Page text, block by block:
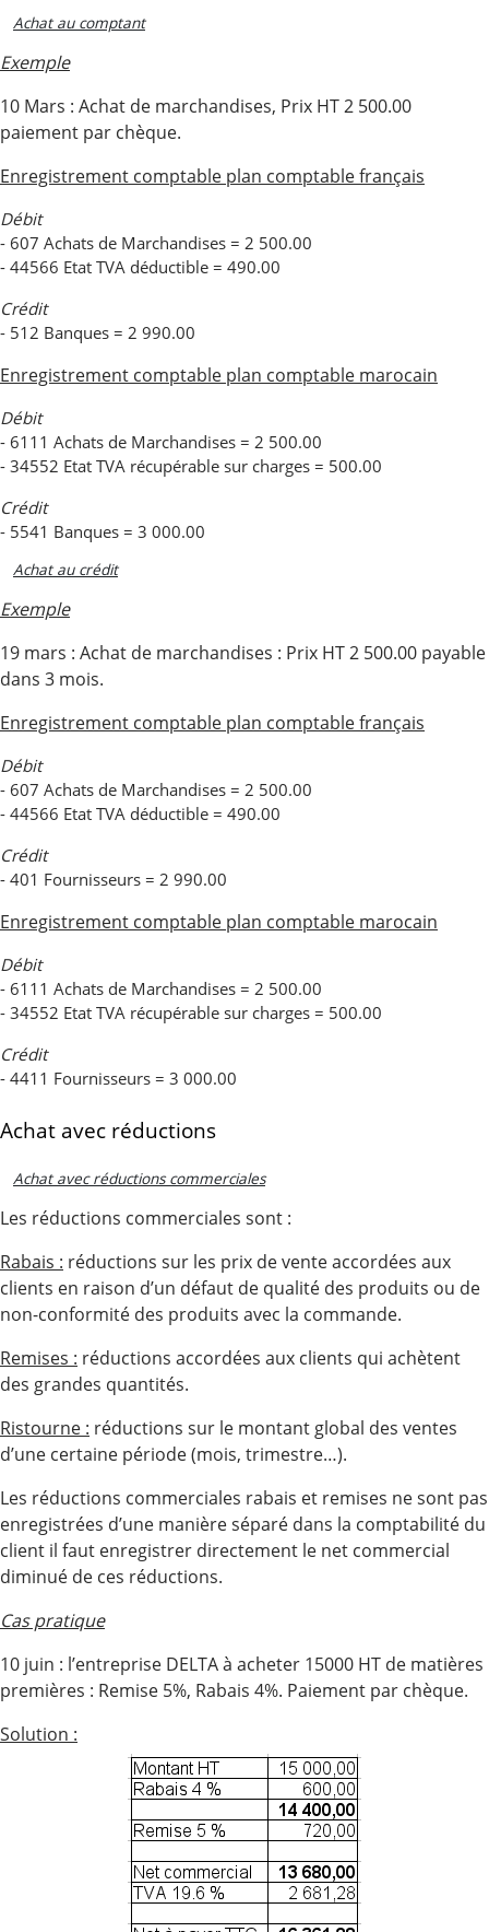
Achat au comptant
Exemple
10 Mars : Achat de marchandises, Prix HT 2 500.00
paiement par chèque.
Enregistrement comptable plan comptable français
Débit
- 607 Achats de Marchandises = 2 500.00
- 44566 Etat TVA déductible = 490.00
Crédit
- 512 Banques = 2 990.00
Enregistrement comptable plan comptable marocain
Débit
- 6111 Achats de Marchandises = 2 500.00
- 34552 Etat TVA récupérable sur charges = 500.00
Crédit
- 5541 Banques = 3 000.00
Achat au crédit
Exemple
19 mars : Achat de marchandises : Prix HT 2 500.00 payable
dans 3 mois.
Enregistrement comptable plan comptable français
Débit
- 607 Achats de Marchandises = 2 500.00
- 44566 Etat TVA déductible = 490.00
Crédit
- 401 Fournisseurs = 2 990.00
Enregistrement comptable plan comptable marocain
Débit
- 6111 Achats de Marchandises = 2 500.00
- 34552 Etat TVA récupérable sur charges = 500.00
Crédit
- 4411 Fournisseurs = 3 000.00
Achat avec réductions
Achat avec réductions commerciales
Les réductions commerciales sont :
Rabais : réductions sur les prix de vente accordées aux
clients en raison d’un défaut de qualité des produits ou de
non-conformité des produits avec la commande.
Remises : réductions accordées aux clients qui achètent
des grandes quantités.
Ristourne : réductions sur le montant global des ventes
d’une certaine période (mois, trimestre…).
Les réductions commerciales rabais et remises ne sont pas
enregistrées d’une manière séparé dans la comptabilité du
client il faut enregistrer directement le net commercial
diminué de ces réductions.
Cas pratique
10 juin : l’entreprise DELTA à acheter 15000 HT de matières
premières : Remise 5%, Rabais 4%. Paiement par chèque.
Solution :